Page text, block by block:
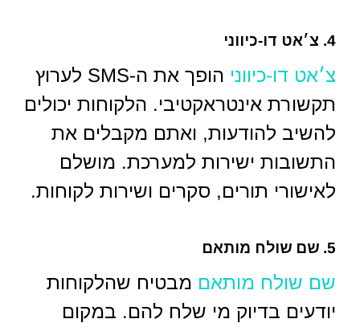
4. צ׳אט דו-כיווני
צ׳אט דו-כיווני
הופך את ה-SMS לערוץ
תקשורת אינטראקטיבי. הלקוחות יכולים
להשיב להודעות, ואתם מקבלים את
התשובות ישירות למערכת. מושלם
לאישורי תורים, סקרים ושירות לקוחות.
5. שם שולח מותאם
שם שולח מותאם מבטיח שהלקוחות
יודעים בדיוק מי שלח להם. במקום